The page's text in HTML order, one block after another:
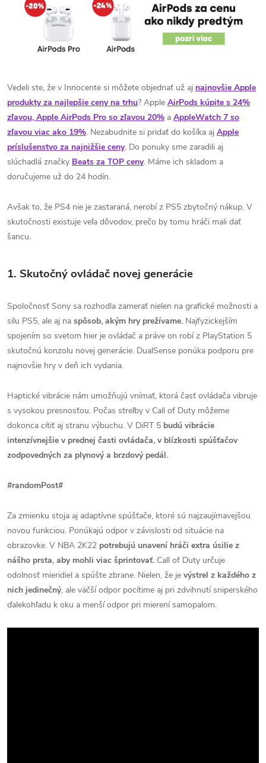
Vedeli ste, že v Innocente si môžete objednať už aj najnovšie Apple
produkty za najlepšie ceny na trhu? Apple AirPods kúpite s 24%
zľavou, Apple AirPods Pro so zľavou 20% a AppleWatch 7 so
zľavou viac ako 19%. Nezabudnite si pridať do košíka aj Apple
príslušenstvo za najnižšie ceny. Do ponuky sme zaradili aj
slúchadlá značky Beats za TOP ceny. Máme ich skladom a
doručujeme už do 24 hodín.
Avšak to, že PS4 nie je zastaraná, nerobí z PS5 zbytočný nákup. V
skutočnosti existuje veľa dôvodov, prečo by tomu hráči mali dať
šancu.
1. Skutočný ovládač novej generácie
Spoločnosť Sony sa rozhodla zamerať nielen na grafické možnosti a
silu PS5, ale aj na spôsob, akým hry prežívame. Najfyzickejším
spojením so svetom hier je ovládač a práve on robí z PlayStation 5
skutočnú konzolu novej generácie. DualSense ponúka podporu pre
najnovšie hry v deň ich vydania.
Haptické vibrácie nám umožňujú vnímať, ktorá časť ovládača vibruje
s vysokou presnosťou. Počas streľby v Call of Duty môžeme
dokonca cítiť aj stranu výbuchu. V DiRT 5 budú vibrácie
intenzívnejšie v prednej časti ovládača, v blízkosti spúšťačov
zodpovedných za plynový a brzdový pedál.
#randomPost#
Za zmienku stoja aj adaptívne spúšťače, ktoré sú najzaujímavejšou
novou funkciou. Ponúkajú odpor v závislosti od situácie na
obrazovke. V NBA 2K22 potrebujú unavení hráči extra úsilie z
nášho prsta, aby mohli viac šprintovať. Call of Duty určuje
odolnosť mieridiel a spúšte zbrane. Nielen, že je výstrel z každého z
nich jedinečný, ale väčší odpor pocítime aj pri zdvihnutí sniperského
ďalekohľadu k oku a menší odpor pri mierení samopalom.